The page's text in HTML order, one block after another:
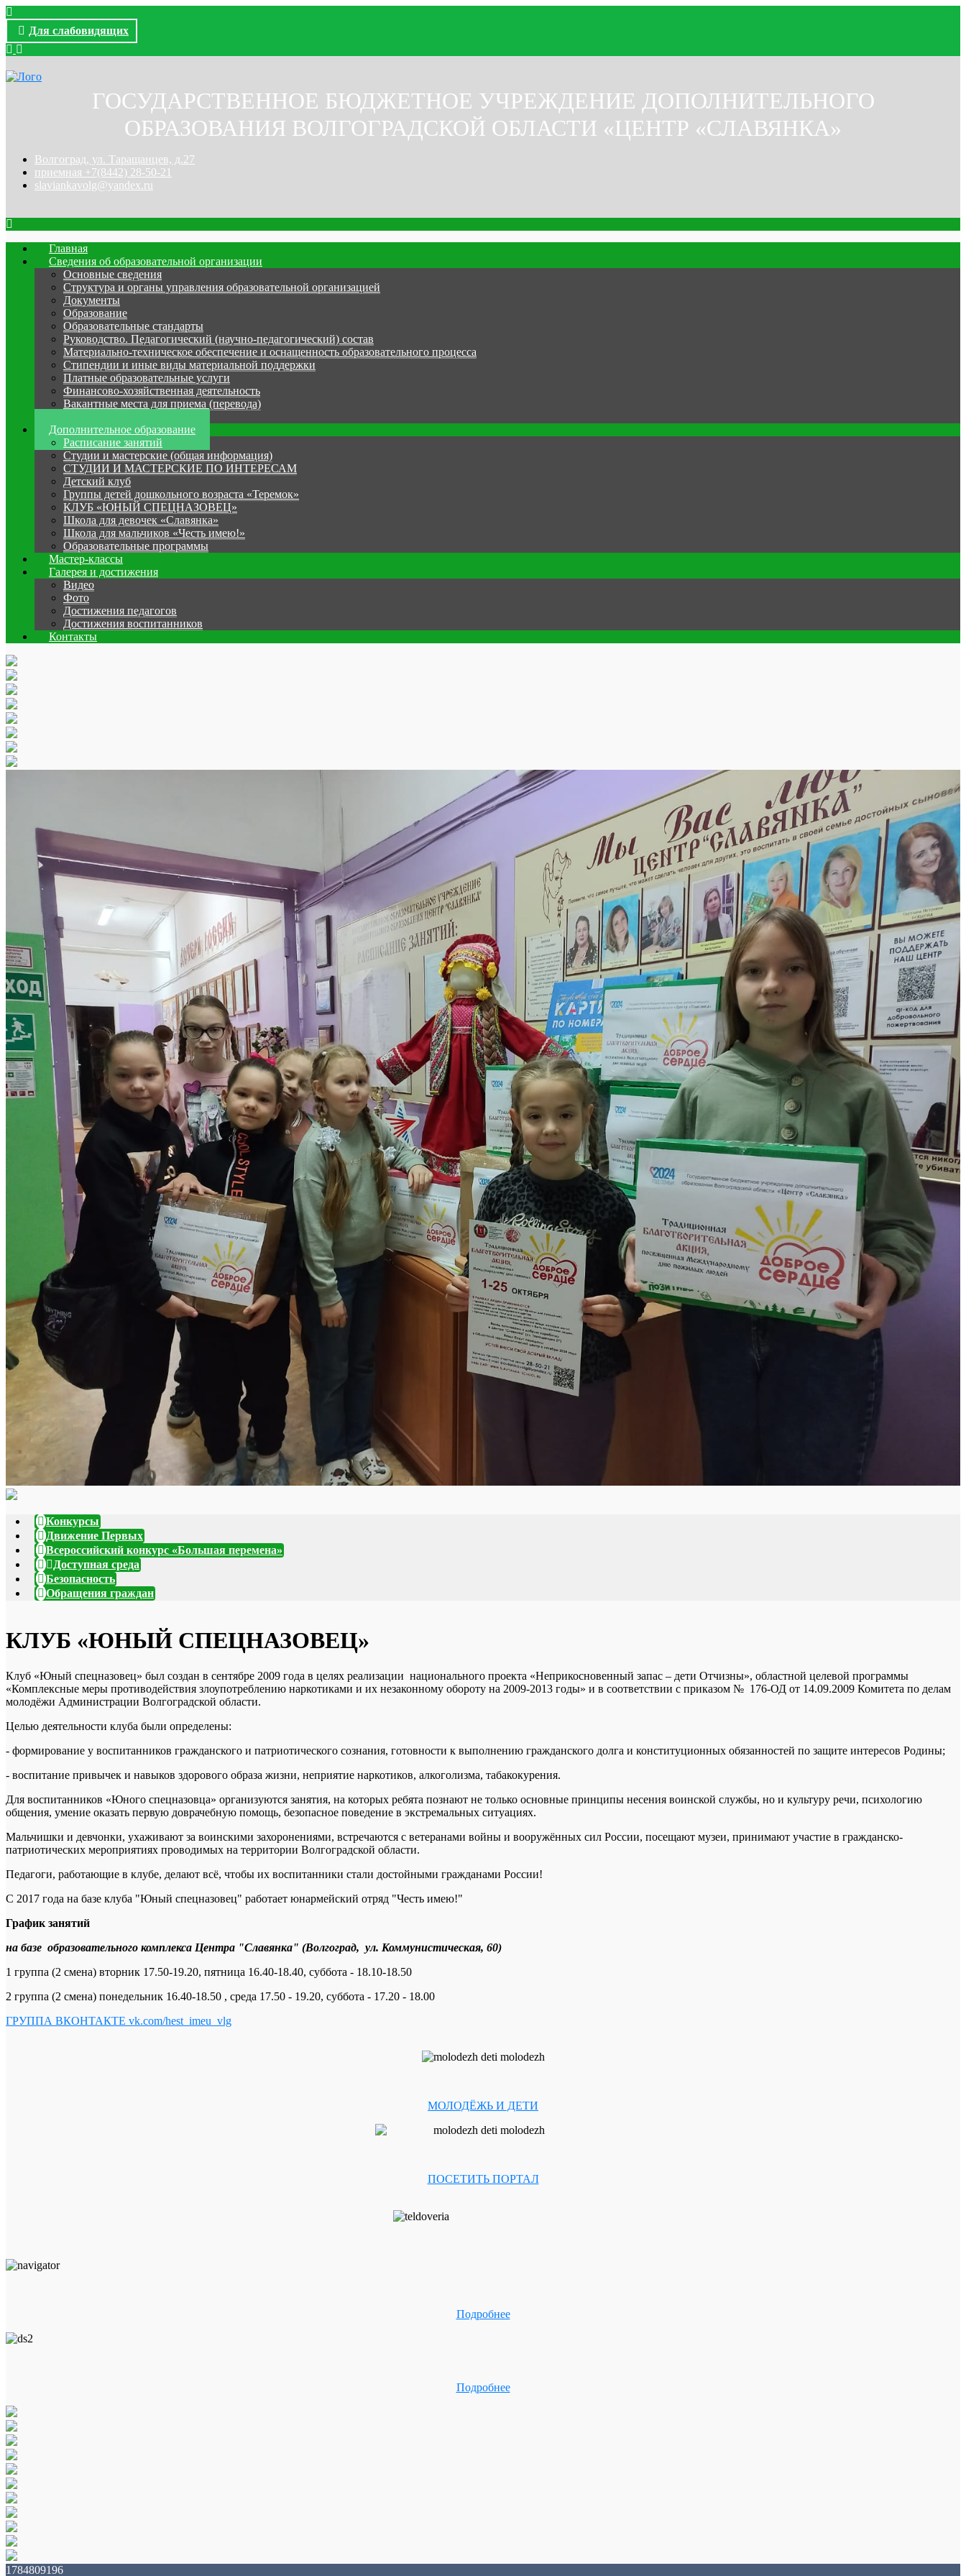
Для слабовидящих
ГОСУДАРСТВЕННОЕ БЮДЖЕТНОЕ УЧРЕЖДЕНИЕ ДОПОЛНИТЕЛЬНОГО
ОБРАЗОВАНИЯ ВОЛГОГРАДСКОЙ ОБЛАСТИ «ЦЕНТР «СЛАВЯНКА»
Волгоград, ул. Таращанцев, д.27
приемная +7(8442) 28-50-21
slaviankavolg@yandex.ru
Главная
Сведения об образовательной организации
Основные сведения
Структура и органы управления образовательной организацией
Документы
Образование
Образовательные стандарты
Руководство. Педагогический (научно-педагогический) состав
Материально-техническое обеспечение и оснащенность образовательного процесса
Стипендии и иные виды материальной поддержки
Платные образовательные услуги
Финансово-хозяйственная деятельность
Вакантные места для приема (перевода)
Дополнительное образование
Расписание занятий
Студии и мастерские (общая информация)
СТУДИИ И МАСТЕРСКИЕ ПО ИНТЕРЕСАМ
Детский клуб
Группы детей дошкольного возраста «Теремок»
КЛУБ «ЮНЫЙ СПЕЦНАЗОВЕЦ»
Школа для девочек «Славянка»
Школа для мальчиков «Честь имею!»
Образовательные программы
Мастер-классы
Галерея и достижения
Видео
Фото
Достижения педагогов
Достижения воспитанников
Контакты
Конкурсы
Движение Первых
Всероссийский конкурс «Большая перемена»
Доступная среда
Безопасность
Обращения граждан
КЛУБ «ЮНЫЙ СПЕЦНАЗОВЕЦ»
Клуб «Юный спецназовец» был создан в сентябре 2009 года в целях реализации национального проекта «Неприкосновенный запас – дети Отчизны», областной целевой программы
«Комплексные меры противодействия злоупотреблению наркотиками и их незаконному обороту на 2009-2013 годы» и в соответствии с приказом № 176-ОД от 14.09.2009 Комитета по делам
молодёжи Администрации Волгоградской области.
Целью деятельности клуба были определены:
- формирование у воспитанников гражданского и патриотического сознания, готовности к выполнению гражданского долга и конституционных обязанностей по защите интересов Родины;
- воспитание привычек и навыков здорового образа жизни, неприятие наркотиков, алкоголизма, табакокурения.
Для воспитанников «Юного спецназовца» организуются занятия, на которых ребята познают не только основные принципы несения воинской службы, но и культуру речи, психологию
общения, умение оказать первую доврачебную помощь, безопасное поведение в экстремальных ситуациях.
Мальчишки и девчонки, ухаживают за воинскими захоронениями, встречаются с ветеранами войны и вооружённых сил России, посещают музеи, принимают участие в гражданско-
патриотических мероприятиях проводимых на территории Волгоградской области.
Педагоги, работающие в клубе, делают всё, чтобы их воспитанники стали достойными гражданами России!
С 2017 года на базе клуба "Юный спецназовец" работает юнармейский отряд "Честь имею!"
График занятий
на базе образовательного комплекса Центра "Славянка" (Волгоград, ул. Коммунистическая, 60)
1 группа (2 смена) вторник 17.50-19.20, пятница 16.40-18.40, суббота - 18.10-18.50
2 группа (2 смена) понедельник 16.40-18.50 , среда 17.50 - 19.20, суббота - 17.20 - 18.00
ГРУППА ВКОНТАКТЕ vk.com/hest_imeu_vlg
МОЛОДЁЖЬ И ДЕТИ
ПОСЕТИТЬ ПОРТАЛ
Подробнее
Подробнее
1784809196